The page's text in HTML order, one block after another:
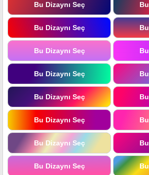
Bu Dizaynı Seç
Bu Dizaynı Seç
Bu Dizaynı Seç
Bu Dizaynı Seç
Bu Dizaynı Seç
Bu Dizaynı Seç
Bu Dizaynı Seç
Bu Dizaynı Seç